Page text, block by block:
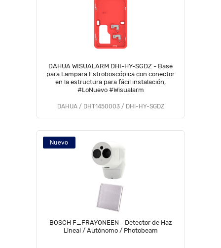
DAHUA WISUALARM DHI-HY-SGDZ - Base
para Lampara Estroboscópica con conector
en la estructura para fácil instalación,
#LoNuevo #Wisualarm
DAHUA / DHT1450003 / DHI-HY-SGDZ
Nuevo
BOSCH F_FRAYONEEN - Detector de Haz
Lineal / Autónomo / Photobeam